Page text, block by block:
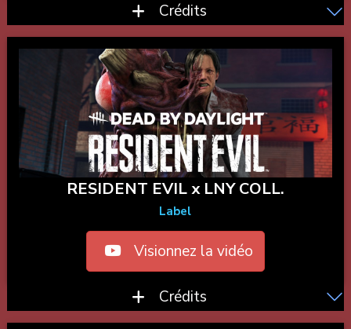
Crédits
RESIDENT EVIL x LNY COLL.
Label
Visionnez la vidéo
Crédits